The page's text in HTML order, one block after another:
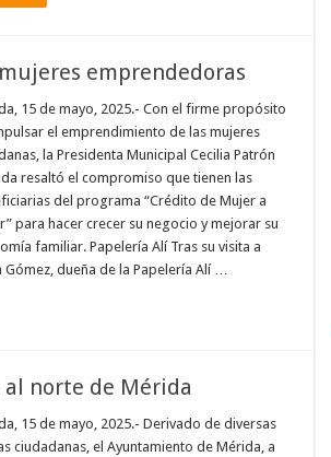
emprendedoras
15 de mayo, 2025.- Con el firme propósito
el emprendimiento de las mujeres
la Presidenta Municipal Cecilia Patrón
resaltó el compromiso que tienen las
del programa “Crédito de Mujer a
para hacer crecer su negocio y mejorar su
familiar. Papelería Alí Tras su visita a
Gómez, dueña de la Papelería Alí …
norte de Mérida
15 de mayo, 2025.- Derivado de diversas
ciudadanas, el Ayuntamiento de Mérida, a